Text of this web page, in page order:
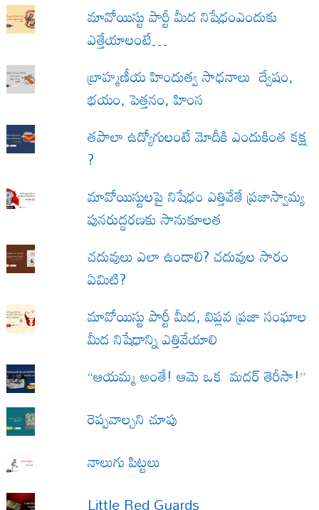
మావోయిస్టు పార్టీ మీద నిషేధంఎందుకు
ఎత్తేయాలంటే…
బ్రాహ్మణీయ హిందుత్వ సాధనాలు ద్వేషం,
భయం, పెత్తనం, హింస
త‌పాలా ఉద్యోగులంటే మోదీకి ఎందుకింత కక్ష
?
మావోయిస్టులపై నిషేధం ఎత్తివేతే ప్రజాస్వామ్య
పునరుద్ధరణకు సానుకూలత
చదువులు ఎలా ఉండాలి? చదువుల సారం
ఏమిటి?
మావోయిస్టు పార్టీ మీద, విప్లవ ప్రజా సంఘాల
మీద నిషేధాన్ని ఎత్తివేయాలి
“ఆయమ్మ అంతే! ఆమె ఒక మదర్ తెరీసా!”
రెప్పవాల్చని చూపు
నాలుగు పిట్టలు
Little Red Guards